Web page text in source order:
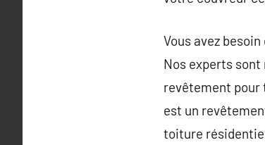
Vous avez
Nos experts
revêtement pour
est un
toiture